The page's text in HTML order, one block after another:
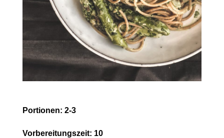
Portionen: 2-3
Vorbereitungszeit: 10